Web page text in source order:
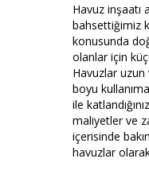
Havuz inşaatı
bahsettiğimiz
konusunda
olanlar için
Havuzlar
boyu
ile
maliyetler ve
içerisinde
havuzlar